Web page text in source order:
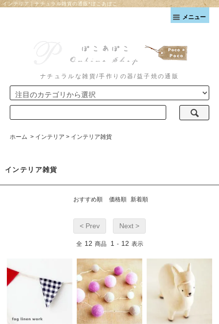
インテリア｜ナチュラル雑貨の通販*ぽこあぽこ
メニュー
ナチュラルな雑貨/手作りの器/益子焼の通販
ホーム > インテリア > インテリア雑貨
インテリア雑貨
おすすめ順 価格順 新着順
< Prev Next >
全 12 商品 1 - 12 表示